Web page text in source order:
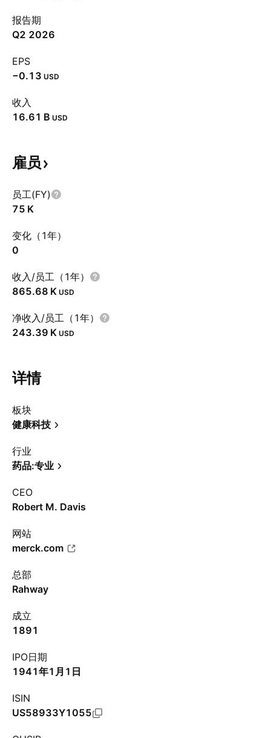
报告期
Q2 2026
EPS
−0.13 USD
收入
‪16.61 B‬ USD
雇员
员工(FY)
‪75 K‬
变化（1年）
0
收入/员工（1年）
‪865.68 K‬ USD
净收入/员工（1年）
‪243.39 K‬ USD
详情
板块
健康科技
行业
药品:专业
CEO
Robert M. Davis
网站
merck.com
总部
Rahway
成立
1891
IPO日期
1941年1月1日
ISIN
US58933Y1055